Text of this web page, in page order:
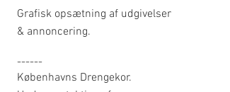
Grafisk opsætning af udgivelser
& annoncering.
------
Københavns Drengekor.